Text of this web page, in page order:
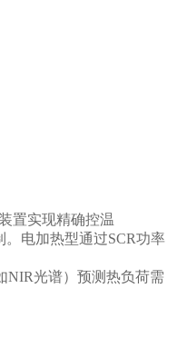
置实现精确控温
电加热型通过SCR功率
NIR光谱）预测热负荷需